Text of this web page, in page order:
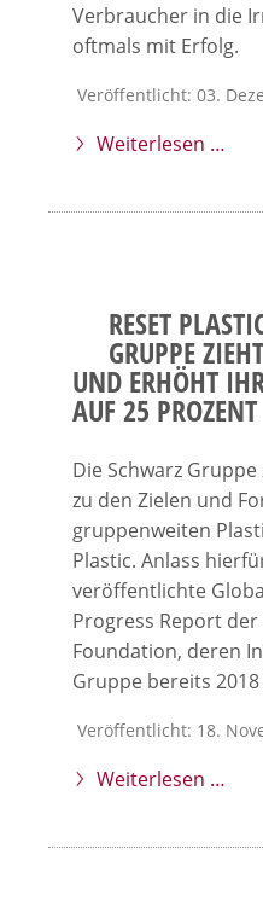
Verbraucher in die
oftmals mit Erfolg.
Veröffentlicht: 03.
Weiterlesen …
RESET
GRUPPE
UND ERHÖHT
AUF 25 PROZENT
Die Schwarz
zu den Zielen und
gruppenweiten
Plastic. Anlass
veröffentlichte
Progress Report
Foundation, deren
Gruppe bereits
Veröffentlicht: 18.
Weiterlesen …